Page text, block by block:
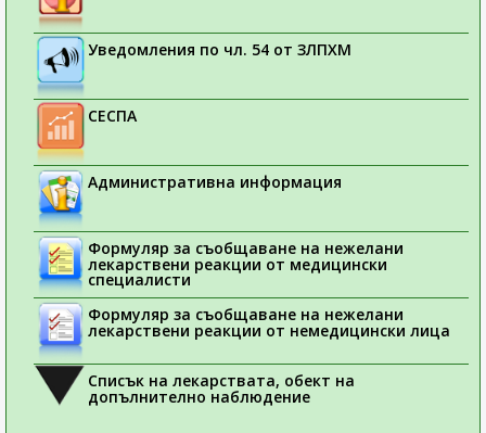
Уведомления по чл. 54 от ЗЛПХМ
СЕСПА
Административна информация
Формуляр за съобщаване на нежелани
лекарствени реакции от медицински
специалисти
Формуляр за съобщаване на нежелани
лекарствени реакции от немедицински лица
Списък на лекарствата, обект на
допълнително наблюдение